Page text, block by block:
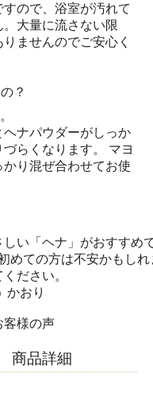
ので、浴室が汚れて
大量に流さない限
ませんのでご安心く
？
ナパウダーがしっか
らくなります。 マヨ
り混ぜ合わせてお使
い「ヘナ」がおすすめ
めての方は不安かもし
ださい。
かおり
商品詳細